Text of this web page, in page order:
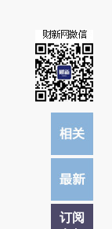
订阅